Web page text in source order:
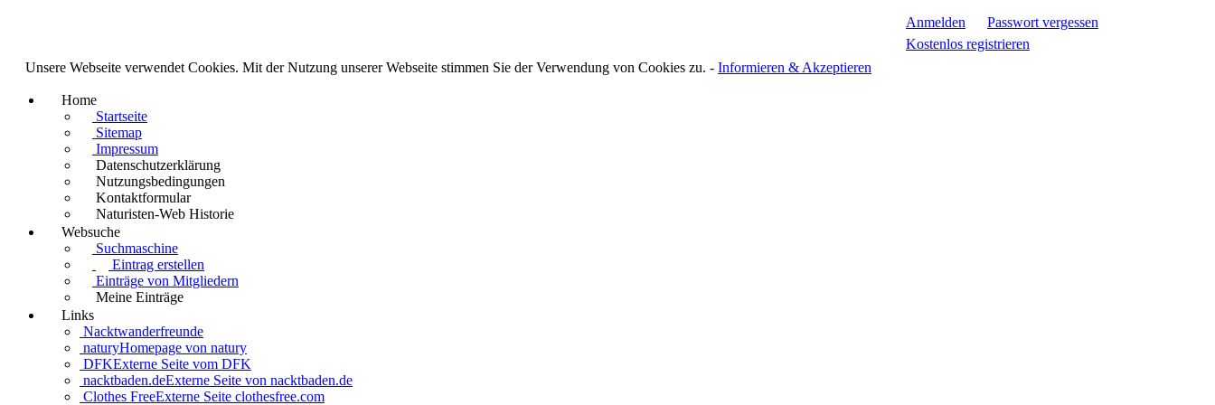
Anmelden
Passwort vergessen
Kostenlos registrieren
Unsere Webseite verwendet Cookies. Mit der Nutzung unserer Webseite stimmen Sie der Verwendung von Cookies zu. - Informieren & Akzeptieren
Home
Startseite
Sitemap
Impressum
Datenschutzerklärung
Nutzungsbedingungen
Kontaktformular
Naturisten-Web Historie
Websuche
Suchmaschine
Eintrag erstellen
Einträge von Mitgliedern
Meine Einträge
Links
Nacktwanderfreunde
naturyHomepage von natury
DFKExterne Seite vom DFK
nacktbaden.deExterne Seite von nacktbaden.de
Clothes FreeExterne Seite clothesfree.com